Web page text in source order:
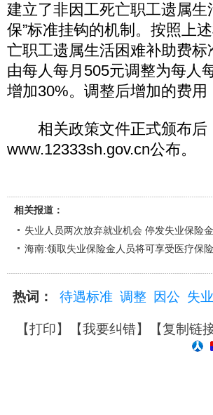
建立了非因工死亡职工遗属
保”标准挂钩的机制。按照上
亡职工遗属生活困难补助费标
由每人每月505元调整为每人
增加30%。调整后增加的费
相关政策文件正式颁布后
www.12333sh.gov.cn公布。
相关报道：
失业人员两次放弃就业机会 停发失业保险金
海南:领取失业保险金人员将可享受医疗保险
热词： 待遇标准 调整 因公 失
【打印】【我要纠错】【复制链